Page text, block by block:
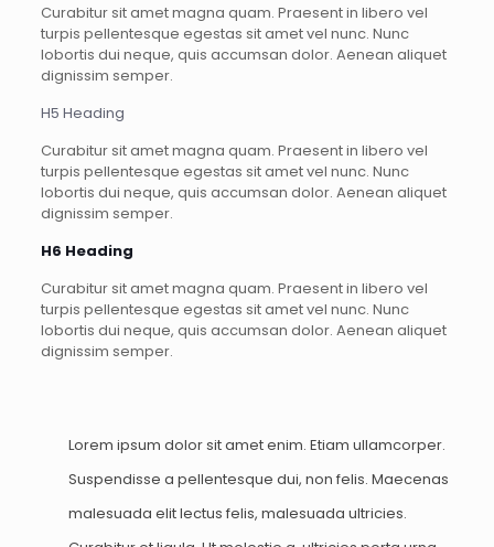
Curabitur sit amet magna quam. Praesent in libero vel
turpis pellentesque egestas sit amet vel nunc. Nunc
lobortis dui neque, quis accumsan dolor. Aenean aliquet
dignissim semper.
H5 Heading
Curabitur sit amet magna quam. Praesent in libero vel
turpis pellentesque egestas sit amet vel nunc. Nunc
lobortis dui neque, quis accumsan dolor. Aenean aliquet
dignissim semper.
H6 Heading
Curabitur sit amet magna quam. Praesent in libero vel
turpis pellentesque egestas sit amet vel nunc. Nunc
lobortis dui neque, quis accumsan dolor. Aenean aliquet
dignissim semper.
Lorem ipsum dolor sit amet enim. Etiam ullamcorper.
Suspendisse a pellentesque dui, non felis. Maecenas
malesuada elit lectus felis, malesuada ultricies.